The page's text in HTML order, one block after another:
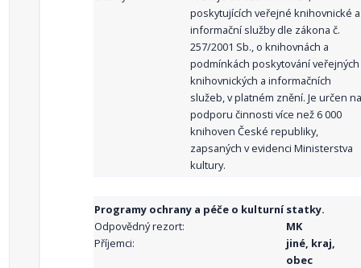
poskytujících veřejné knihovnické a
informační služby dle zákona č.
257/2001 Sb., o knihovnách a
podmínkách poskytování veřejných
knihovnických a informačních
služeb, v platném znění. Je určen na
podporu činnosti více než 6 000
knihoven České republiky,
zapsaných v evidenci Ministerstva
kultury.
Programy ochrany a péče o kulturní statky.
Odpovědný rezort:
MK
Příjemci:
jiné, kraj,
obec